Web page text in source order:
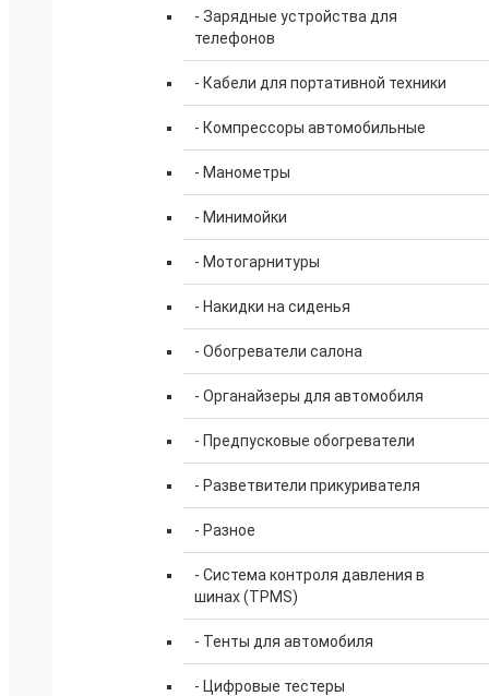
- Зарядные устройства для
телефонов
- Кабели для портативной техники
- Компрессоры автомобильные
- Манометры
- Минимойки
- Мотогарнитуры
- Накидки на сиденья
- Обогреватели салона
- Органайзеры для автомобиля
- Предпусковые обогреватели
- Разветвители прикуривателя
- Разное
- Система контроля давления в
шинах (TPMS)
- Тенты для автомобиля
- Цифровые тестеры